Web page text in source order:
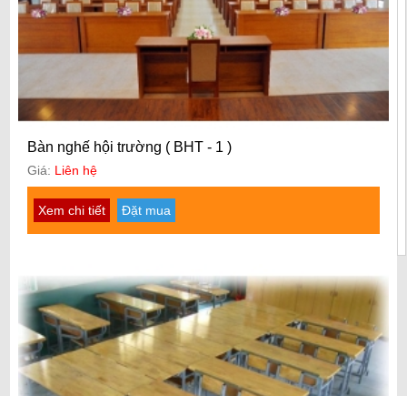
Bàn nghế hội trường ( BHT - 1 )
Giá: Liên hệ
Xem chi tiết Đặt mua